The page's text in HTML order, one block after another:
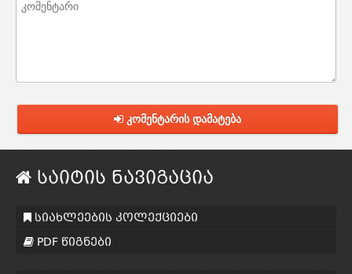
კომენტარის დამატება
საიტის ნავიგაცია
სიახლეების კოლექციები
PDF წიგნები